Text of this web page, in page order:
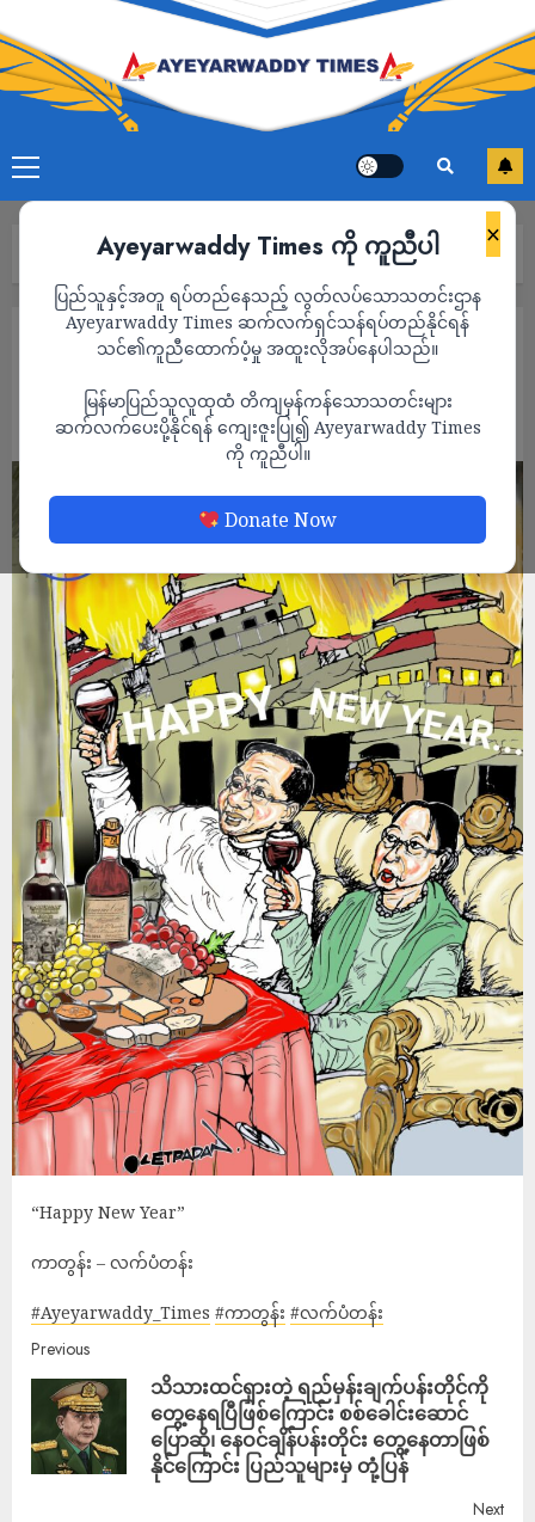
×
Ayeyarwaddy Times ကို ကူညီပါ
ပြည်သူနှင့်အတူ ရပ်တည်နေသည့် လွတ်လပ်သောသတင်းဌာန
Ayeyarwaddy Times ဆက်လက်ရှင်သန်ရပ်တည်နိုင်ရန်
သင်၏ကူညီထောက်ပံ့မှု အထူးလိုအပ်နေပါသည်။
မြန်မာပြည်သူလူထုထံ တိကျမှန်ကန်သောသတင်းများ
ဆက်လက်ပေးပို့နိုင်ရန် ကျေးဇူးပြု၍ Ayeyarwaddy Times
ကို ကူညီပါ။
Donate Now
“Happy New Year”
“Happy New Year”
ADMIN JANUARY 1, 2025
“Happy New Year”
ကာတွန်း – လက်ပံတန်း
#Ayeyarwaddy_Times #ကာတွန်း #လက်ပံတန်း
Previous
သိသားထင်ရှားတဲ့ ရည်မှန်းချက်ပန်းတိုင်ကို
တွေ့နေရပြီဖြစ်ကြောင်း စစ်ခေါင်းဆောင်
ပြောဆို၊ နေဝင်ချိန်ပန်းတိုင်း တွေ့နေတာဖြစ်
နိုင်ကြောင်း ပြည်သူများမှ တုံ့ပြန်
Next